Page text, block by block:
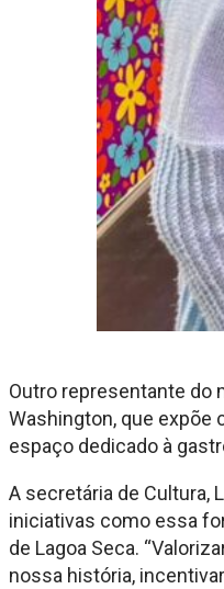
Outro representante do
Washington, que expõe
espaço dedicado à
A secretária de Cultura,
iniciativas como essa
de Lagoa Seca.
nossa história,